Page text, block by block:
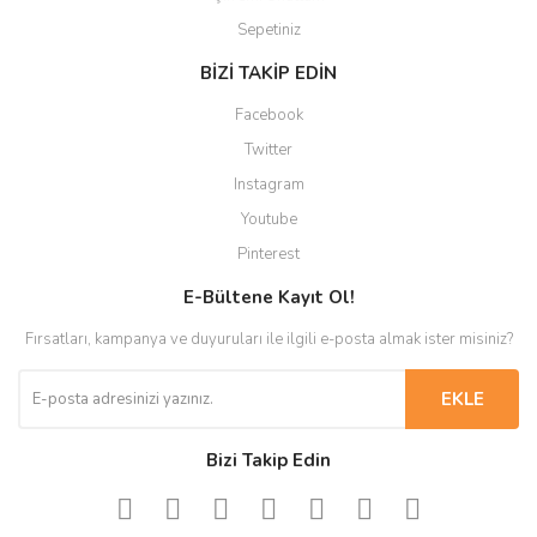
Sepetiniz
BİZİ TAKİP EDİN
Facebook
Twitter
Instagram
Youtube
Pinterest
E-Bültene Kayıt Ol!
Fırsatları, kampanya ve duyuruları ile ilgili e-posta almak ister misiniz?
EKLE
Bizi Takip Edin